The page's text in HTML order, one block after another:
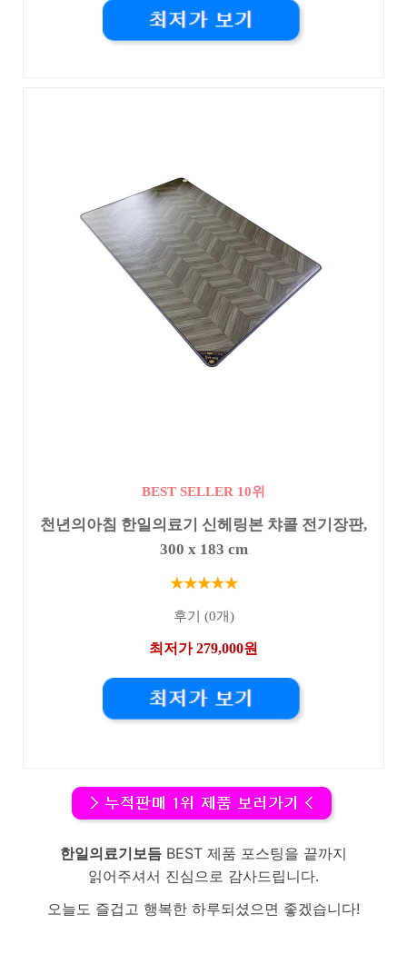
BEST SELLER 10위
천년의아침 한일의료기 신헤링본 챠콜 전기장판,
300 x 183 cm
★★★★★
후기 (0개)
최저가 279,000원
한일의료기보듬 BEST 제품 포스팅을 끝까지
읽어주셔서 진심으로 감사드립니다.
오늘도 즐겁고 행복한 하루되셨으면 좋겠습니다!